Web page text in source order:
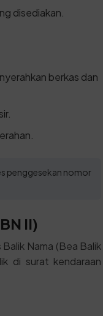
disediakan.
berkas dan
penggesekan nomor
II)
Nama (Bea Balik
di surat kendaraan